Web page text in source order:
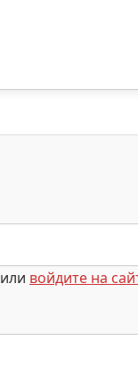
или войдите на